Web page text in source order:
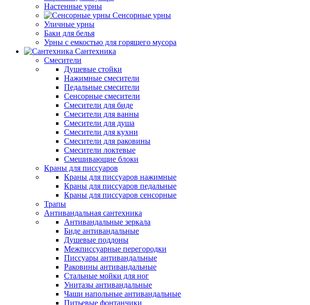
Настенные урны
Сенсорные урны
Уличные урны
Баки для белья
Урны с емкостью для горящего мусора
Сантехника
Смесители
Душевые стойки
Нажимные смесители
Педальные смесители
Сенсорные смесители
Смесители для биде
Смесители для ванны
Смесители для душа
Смесители для кухни
Смесители для раковины
Смесители локтевые
Смешивающие блоки
Краны для писсуаров
Краны для писсуаров нажимные
Краны для писсуаров педальные
Краны для писсуаров сенсорные
Трапы
Антивандальная сантехника
Антивандальные зеркала
Биде антивандальные
Душевые поддоны
Межписсуарные перегородки
Писсуары антивандальные
Раковины антивандальные
Стальные мойки для ног
Унитазы антивандальные
Чаши напольные антивандальные
Питьевые фонтанчики